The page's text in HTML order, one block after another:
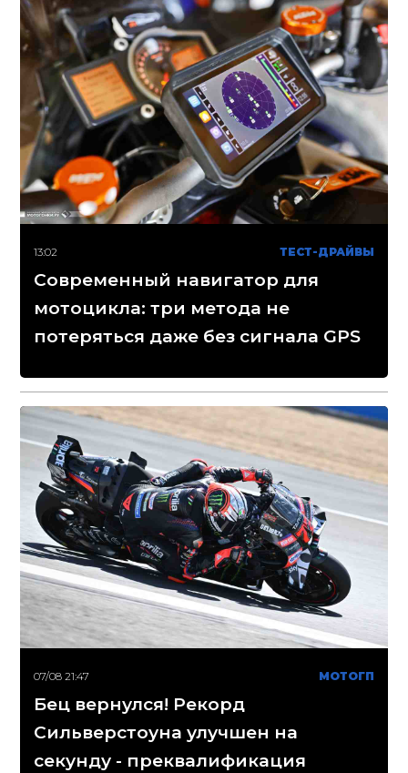
13:02 ТЕСТ-ДРАЙВЫ
Современный навигатор для
мотоцикла: три метода не
потеряться даже без сигнала GPS
07/08 21:47 МОТОГП
Бец вернулся! Рекорд
Сильверстоуна улучшен на
секунду - преквалификация